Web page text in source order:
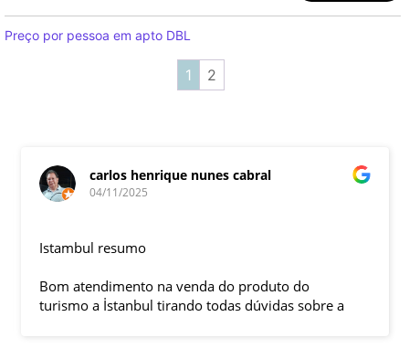
Preço por pessoa em apto DBL
1 2
carlos henrique nunes cabral
04/11/2025
Istambul resumo
Bom atendimento na venda do produto do
turismo a İstanbul tirando todas dúvidas sobre a